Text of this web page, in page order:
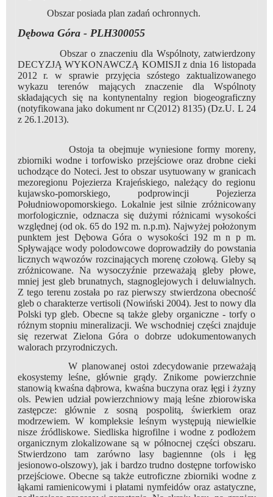
Obszar posiada plan zadań ochronnych.
Dębowa Góra - PLH300055
Obszar o znaczeniu dla Wspólnoty, zatwierdzony
DECYZJĄ WYKONAWCZĄ KOMISJI z dnia 16 listopada
2012 r. w sprawie przyjęcia szóstego zaktualizowanego
wykazu terenów mających znaczenie dla Wspólnoty
składających się na kontynentalny region biogeograficzny
(notyfikowana jako dokument nr C(2012) 8135) (Dz.U. L 24
z 26.1.2013).
Ostoja ta obejmuje wyniesione formy moreny,
zbiorniki wodne i torfowisko przejściowe oraz drobne cieki
uchodzące do Noteci. Jest to obszar usytuowany w granicach
mezoregionu Pojezierza Krajeńskiego, należący do regionu
kujawsko-pomorskiego, podprowincji Pojezierza
Południowopomorskiego. Lokalnie jest silnie zróżnicowany
morfologicznie, odznacza się dużymi różnicami wysokości
względnej (od ok. 65 do 192 m. n.p.m). Najwyżej położonym
punktem jest Dębowa Góra o wysokości 192 m n p m.
Spływające wody polodowcowe doprowadziły do powstania
licznych wąwozów rozcinających morenę czołową. Gleby są
zróżnicowane. Na wysoczyźnie przeważają gleby płowe,
mniej jest gleb brunatnych, stagnoglejowych i deluwialnych.
Z tego terenu została po raz pierwszy stwierdzona obecność
gleb o charakterze vertisoli (Nowiński 2004). Jest to nowy dla
Polski typ gleb. Obecne są także gleby organiczne - torfy o
różnym stopniu mineralizacji. We wschodniej części znajduje
się rezerwat Zielona Góra o dobrze udokumentowanych
walorach przyrodniczych.
W planowanej ostoi zdecydowanie przeważają
ekosystemy leśne, głównie grądy. Znikome powierzchnie
stanowią kwaśna dąbrowa, kwaśna buczyna oraz łęgi i żyzny
ols. Pewien udział powierzchniowy mają leśne zbiorowiska
zastępcze: głównie z sosną pospolitą, świerkiem oraz
modrzewiem. W kompleksie leśnym występują niewielkie
nisze źródliskowe. Siedliska higrofilne i wodne z podłożem
organicznym zlokalizowane są w północnej części obszaru.
Stwierdzono tam zarówno lasy bagiennne (ols i łęg
jesionowo-olszowy), jak i bardzo trudno dostępne torfowisko
przejściowe. Obecne są także eutroficzne zbiorniki wodne z
łąkami ramienicowymi i płatami nymfeidów oraz astatyczne,